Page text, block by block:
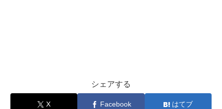
シェアする
X Facebook はてブ